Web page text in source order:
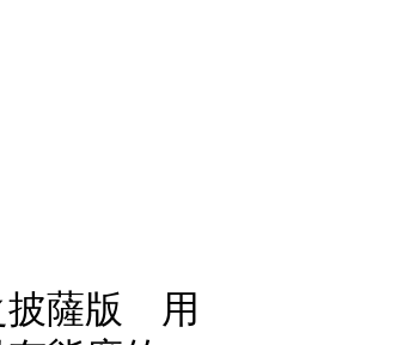
披薩版 用